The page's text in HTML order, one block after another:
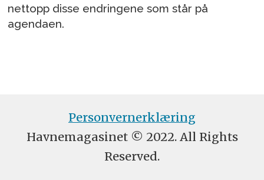
nettopp disse endringene som står på
agendaen.
Personvernerklæring
Havnemagasinet © 2022. All Rights
Reserved.